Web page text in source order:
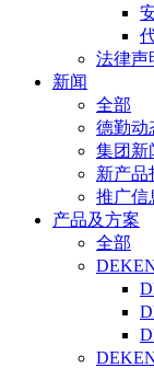
法律声
新闻
全部
德勤动
集团新
新产品
推广信
产品及方案
全部